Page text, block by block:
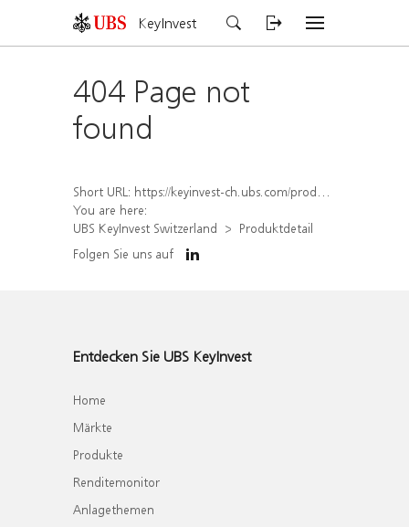
KeyInvest
404 Page not
found
Short URL: https://keyinvest-ch.ubs.com/produkt/detail/index/isin/CH1567407338
You are here:
UBS KeyInvest Switzerland
Produktdetail
Folgen Sie uns auf
Entdecken Sie UBS KeyInvest
Home
Märkte
Produkte
Renditemonitor
Anlagethemen